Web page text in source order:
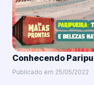
Conhecendo
Publicado em 25/05/2022